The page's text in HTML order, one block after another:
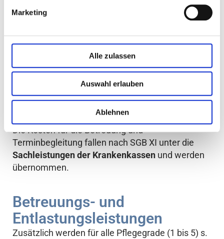
Marketing
Alle zulassen
Auswahl erlauben
Ablehnen
Wir unterstützen Sie in Ihrer
Eigenständigkeit.
Kosten für die
Seniorenbetreuung
Die Kosten für die Betreuung und
Terminbegleitung fallen nach SGB XI unter die
Sachleistungen der Krankenkassen und werden
übernommen.
Betreuungs- und
Entlastungsleistungen
Zusätzlich werden für alle Pflegegrade (1 bis 5) s.